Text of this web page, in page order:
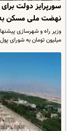
سورپرایز دولت
نهضت ملی مسکن به ۷۰۰ میلیون تومان +جزئیات
میلیون تومان به شورای پول